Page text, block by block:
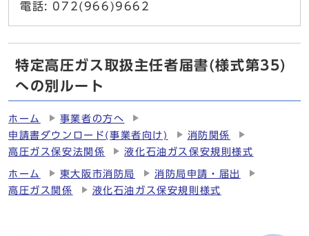
電話: 072(966)9662
特定高圧ガス取扱主任者届書(様式第35)
への別ルート
ホーム
事業者の方へ
申請書ダウンロード(事業者向け)
消防関係
高圧ガス保安法関係
液化石油ガス保安規則様式
ホーム 東大阪市消防局
消防局申請・届出
高圧ガス関係
液化石油ガス保安規則様式